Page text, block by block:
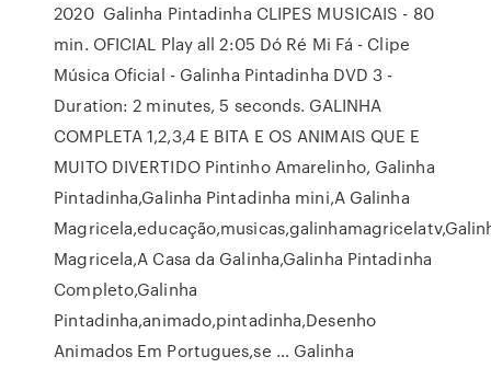
2020 Galinha Pintadinha CLIPES MUSICAIS - 80
min. OFICIAL Play all 2:05 Dó Ré Mi Fá - Clipe
Música Oficial - Galinha Pintadinha DVD 3 -
Duration: 2 minutes, 5 seconds. GALINHA
COMPLETA 1,2,3,4 E BITA E OS ANIMAIS QUE E
MUITO DIVERTIDO Pintinho Amarelinho, Galinha
Pintadinha,Galinha Pintadinha mini,A Galinha
Magricela,A Casa da Galinha,Galinha Pintadinha
Completo,Galinha
Pintadinha,animado,pintadinha,Desenho
Animados Em Portugues,se … Galinha